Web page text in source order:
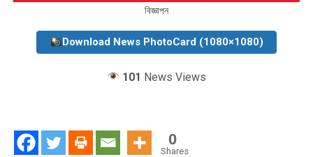
বিজ্ঞাপন
Download News PhotoCard (1080×1080)
101 News Views
0
Shares